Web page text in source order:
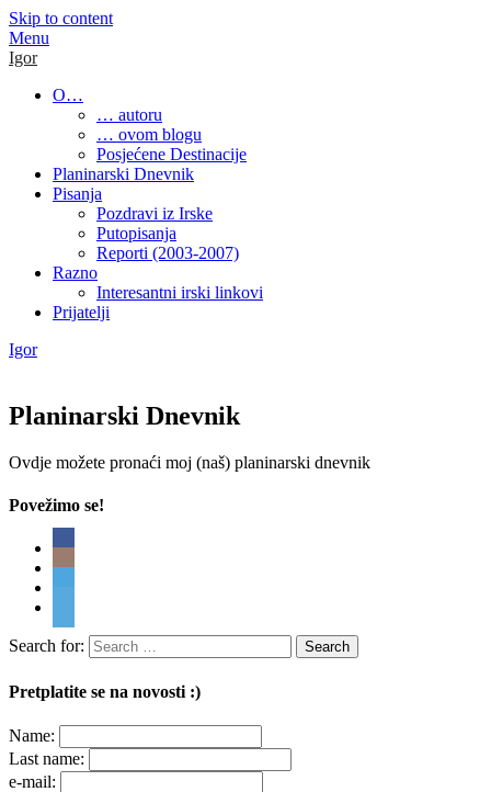
Skip to content
Menu
Igor
O…
… autoru
… ovom blogu
Posjećene Destinacije
Planinarski Dnevnik
Pisanja
Pozdravi iz Irske
Putopisanja
Reporti (2003-2007)
Razno
Interesantni irski linkovi
Prijatelji
Igor
Planinarski Dnevnik
Ovdje možete pronaći moj (naš) planinarski dnevnik
Povežimo se!
Search for:
Pretplatite se na novosti :)
Name:
Last name:
e-mail: